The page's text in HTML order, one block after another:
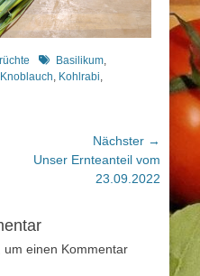
Schlagworte
Basilikum,
Knoblauch, Kohlrabi,
Nächster →
NächsterUnser Ernteanteil vom
23.09.2022
um einen Kommentar